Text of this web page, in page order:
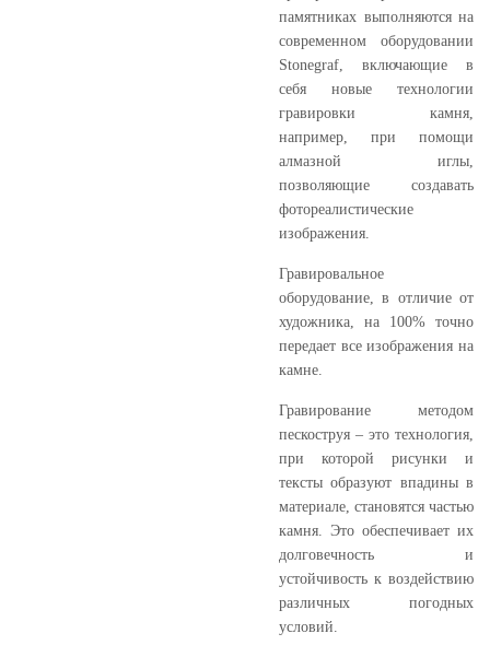
памятниках выполняются на
современном оборудовании
Stonegraf, включающие в
себя новые технологии
гравировки камня,
например, при помощи
алмазной иглы,
позволяющие создавать
фотореалистические
изображения.
Гравировальное
оборудование, в отличие от
художника, на 100% точно
передает все изображения на
камне.
Гравирование методом
пескоструя – это технология,
при которой рисунки и
тексты образуют впадины в
материале, становятся частью
камня. Это обеспечивает их
долговечность и
устойчивость к воздействию
различных погодных
условий.